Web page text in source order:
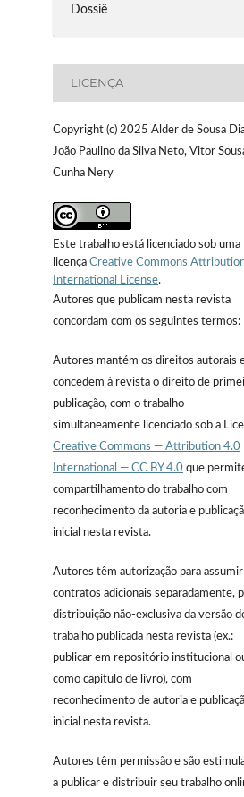
Dossiê
LICENÇA
Copyright (c) 2025 Alder de Sousa
João Paulino da Silva Neto, Vitor
Cunha Nery
Este trabalho está licenciado sob uma
licença Creative Commons
International License.
Autores que publicam nesta revista
concordam com os seguintes termos:
Autores mantém os direitos autorais
concedem à revista o direito de
publicação, com o trabalho
simultaneamente licenciado sob a
Creative Commons — Attribution 4.0
International — CC BY 4.0 que
compartilhamento do trabalho com
reconhecimento da autoria e
inicial nesta revista.
Autores têm autorização para assumir
contratos adicionais separadamente,
distribuição não-exclusiva da versão
trabalho publicada nesta revista (ex.:
publicar em repositório institucional
como capítulo de livro), com
reconhecimento de autoria e
inicial nesta revista.
Autores têm permissão e são
a publicar e distribuir seu trabalho